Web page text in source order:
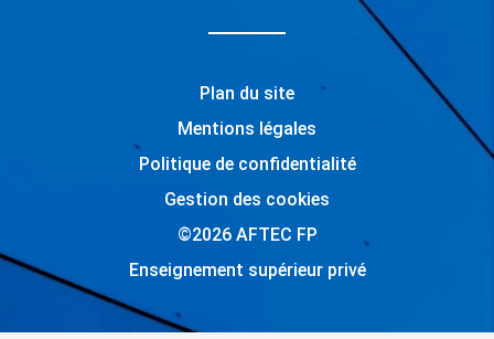
Plan du site
Mentions légales
Politique de confidentialité
Gestion des cookies
©2026 AFTEC FP
Enseignement supérieur privé